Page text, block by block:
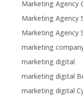
Marketing Agency
Marketing Agency
Marketing Agency
marketing
marketing digital
marketing digital
marketing digital